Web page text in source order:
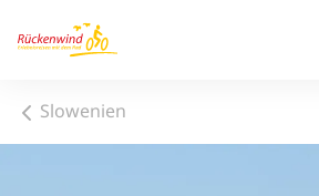
1
Jetzt anmelden und die neuesten